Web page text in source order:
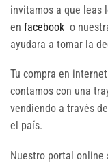
invitamos a que leas
en facebook o
ayudara a tomar la
Tu compra en
contamos con una
vendiendo a través
el país.
Nuestro portal online